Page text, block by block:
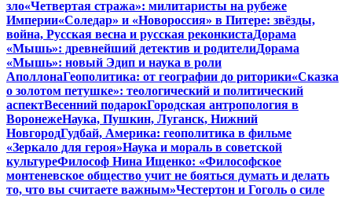
зло«Четвертая стража»: милитаристы на рубеже
Империи«Соледар» и «Новороссия» в Питере: звёзды,
война, Русская весна и русская реконкистаДорама
«Мышь»: древнейший детектив и родителиДорама
«Мышь»: новый Эдип и наука в роли
АполлонаГеополитика: от географии до риторики«Сказка
о золотом петушке»: теологический и политический
аспектВесенний подарокГородская антропология в
ВоронежеНаука, Пушкин, Луганск, Нижний
НовгородГудбай, Америка: геополитика в фильме
«Зеркало для героя»Наука и мораль в советской
культуреФилософ Нина Ищенко: «Философское
монтеневское общество учит не бояться думать и делать
то, что вы считаете важным»Честертон и Гоголь о силе